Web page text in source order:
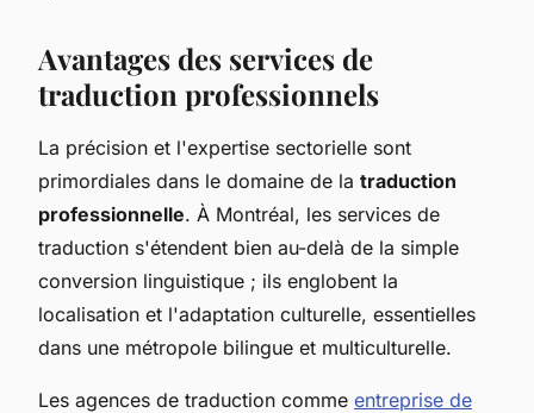
Avantages des services de
traduction professionnels
La précision et l'expertise sectorielle sont
primordiales dans le domaine de la traduction
professionnelle. À Montréal, les services de
traduction s'étendent bien au-delà de la simple
conversion linguistique ; ils englobent la
localisation et l'adaptation culturelle, essentielles
dans une métropole bilingue et multiculturelle.
Les agences de traduction comme entreprise de